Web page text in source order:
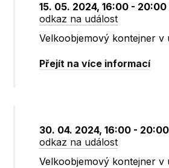
15. 05. 2024, 16:00 - 20:00
odkaz na událost
Velkoobjemový kontejner v
Přejít na více informací
30. 04. 2024, 16:00 - 20:00
odkaz na událost
Velkoobjemový kontejner v